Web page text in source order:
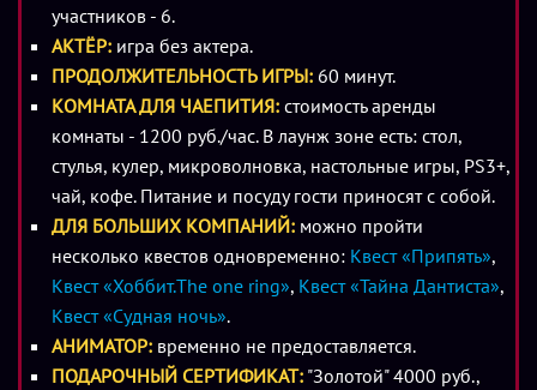
Локация состоит не из одной, как это принято почти
повсеместно, а из нескольких комнат. По воле
сценаристов члены команды оказываются в заключении,
в запертом помещении, постепенно приходя в себя после
порции сильнодействующего снотворного. У них есть
всего лишь час, чтобы выяснить, как и зачем они
оказались в логове маньяка-парфюмера после
презентации его новых духов, разгадать все шифры,
найти ключи, и, выстроив логическую цепочку, выбраться
на свободу, открыв главную дверь последней комнаты. У
команды не более часа на спасение, ведь парфюмер
скоро вернется.
участников - 6.
АКТЁР: игра без актера.
ПРОДОЛЖИТЕЛЬНОСТЬ ИГРЫ: 60 минут.
КОМНАТА ДЛЯ ЧАЕПИТИЯ: стоимость аренды
комнаты - 1200 руб./час. В лаунж зоне есть: стол,
стулья, кулер, микроволновка, настольные игры, PS3+,
чай, кофе. Питание и посуду гости приносят с собой.
ДЛЯ БОЛЬШИХ КОМПАНИЙ: можно пройти
несколько квестов одновременно: Квест «Припять»,
Квест «Хоббит.The one ring», Квест «Тайна Дантиста»,
Квест «Судная ночь».
АНИМАТОР: временно не предоставляется.
ПОДАРОЧНЫЙ СЕРТИФИКАТ: "Золотой" 4000 руб.,